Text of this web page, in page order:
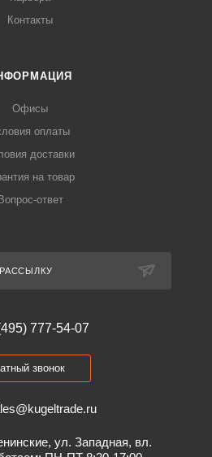
Контакты
Офисы
оплаты
доставки
на товар
Вопрос-ответ
777-54-07
звонок
ул. Западная, вл.